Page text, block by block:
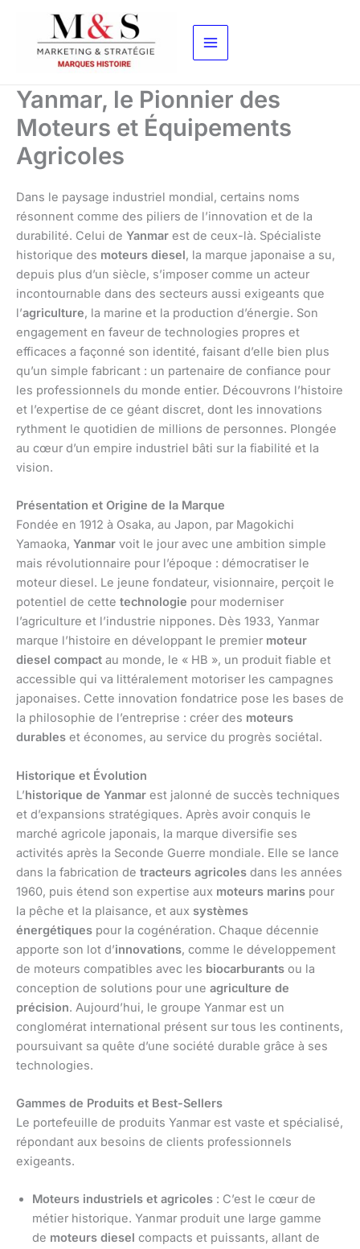
contenu
Yanmar, le Pionnier des
Moteurs et Équipements
Agricoles
Dans le paysage industriel mondial, certains noms
résonnent comme des piliers de l’innovation et de la
durabilité. Celui de Yanmar est de ceux-là. Spécialiste
historique des moteurs diesel, la marque japonaise a su,
depuis plus d’un siècle, s’imposer comme un acteur
incontournable dans des secteurs aussi exigeants que
l’agriculture, la marine et la production d’énergie. Son
engagement en faveur de technologies propres et
efficaces a façonné son identité, faisant d’elle bien plus
qu’un simple fabricant : un partenaire de confiance pour
les professionnels du monde entier. Découvrons l’histoire
et l’expertise de ce géant discret, dont les innovations
rythment le quotidien de millions de personnes. Plongée
au cœur d’un empire industriel bâti sur la fiabilité et la
vision.
Présentation et Origine de la Marque
Fondée en 1912 à Osaka, au Japon, par Magokichi
Yamaoka, Yanmar voit le jour avec une ambition simple
mais révolutionnaire pour l’époque : démocratiser le
moteur diesel. Le jeune fondateur, visionnaire, perçoit le
potentiel de cette technologie pour moderniser
l’agriculture et l’industrie nippones. Dès 1933, Yanmar
marque l’histoire en développant le premier moteur
diesel compact au monde, le « HB », un produit fiable et
accessible qui va littéralement motoriser les campagnes
japonaises. Cette innovation fondatrice pose les bases de
la philosophie de l’entreprise : créer des moteurs
durables et économes, au service du progrès sociétal.
Historique et Évolution
L’historique de Yanmar est jalonné de succès techniques
et d’expansions stratégiques. Après avoir conquis le
marché agricole japonais, la marque diversifie ses
activités après la Seconde Guerre mondiale. Elle se lance
dans la fabrication de tracteurs agricoles dans les années
1960, puis étend son expertise aux moteurs marins pour
la pêche et la plaisance, et aux systèmes
énergétiques pour la cogénération. Chaque décennie
apporte son lot d’innovations, comme le développement
de moteurs compatibles avec les biocarburants ou la
conception de solutions pour une agriculture de
précision. Aujourd’hui, le groupe Yanmar est un
conglomérat international présent sur tous les continents,
poursuivant sa quête d’une société durable grâce à ses
technologies.
Gammes de Produits et Best-Sellers
Le portefeuille de produits Yanmar est vaste et spécialisé,
répondant aux besoins de clients professionnels
exigeants.
Moteurs industriels et agricoles : C’est le cœur de
métier historique. Yanmar produit une large gamme
de moteurs diesel compacts et puissants, allant de